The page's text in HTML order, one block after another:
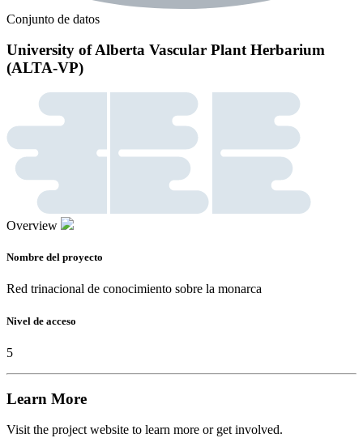
Conjunto de datos
University of Alberta Vascular Plant Herbarium
(ALTA-VP)
Overview
Nombre del proyecto
Red trinacional de conocimiento sobre la monarca
Nivel de acceso
5
Learn More
Visit the project website to learn more or get involved.